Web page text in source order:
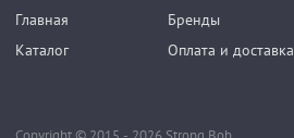
Главная
Каталог
Бренды
Оплата и доставка